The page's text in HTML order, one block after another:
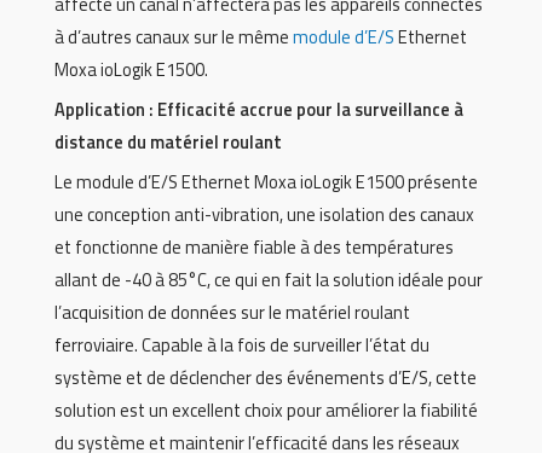
à d’autres canaux sur le mêmemodule d’E/SEthernet
Moxa ioLogik E1500.
Application : Efficacité accrue pour la surveillance à
distance du matériel roulant
Le module d’E/S Ethernet Moxa ioLogik E1500 présente
une conception anti-vibration, une isolation des canaux
et fonctionne de manière fiable à des températures
allant de -40 à 85°C, ce qui en fait la solution idéale pour
l’acquisition de données sur le matériel roulant
ferroviaire. Capable à la fois de surveiller l’état du
système et de déclencher des événements d’E/S, cette
solution est un excellent choix pour améliorer la fiabilité
du système et maintenir l’efficacité dans les réseaux